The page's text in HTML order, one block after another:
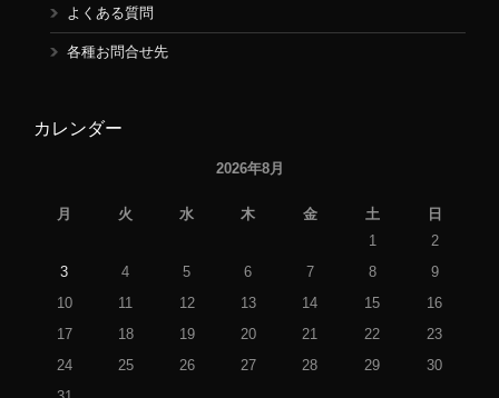
よくある質問
各種お問合せ先
カレンダー
2026年8月
月 火 水 木 金 土
日
1
2
3
4 5 6 7 8
9
10
11 12 13 14 15
16
17
18 19 20 21 22
23
24
25 26 27 28 29
30